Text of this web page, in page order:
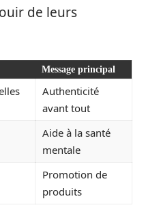
de leurs
Message principal
Authenticité
avant tout
Aide à la santé
mentale
Promotion de
produits